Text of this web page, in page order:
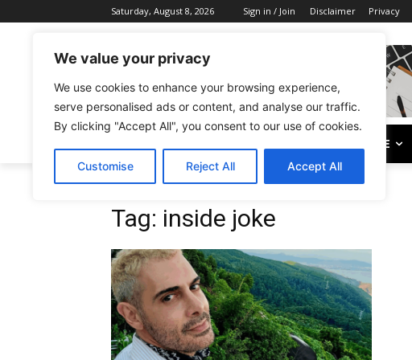
We value your privacy
We use cookies to enhance your browsing experience,
serve personalised ads or content, and analyse our traffic.
By clicking "Accept All", you consent to our use of cookies.
Customise Reject All Accept All
Saturday, August 8, 2026 Sign in / Join Disclaimer Privacy
LIFE
Tags Inside joke
Tag: inside joke